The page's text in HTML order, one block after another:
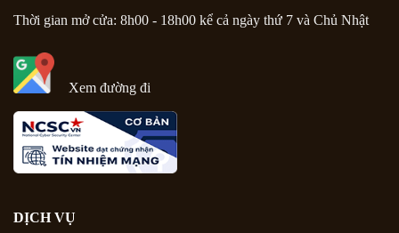
Thời gian mở cửa: 8h00 - 18h00 kể cả ngày thứ 7 và Chủ Nhật
Xem đường đi
DỊCH VỤ